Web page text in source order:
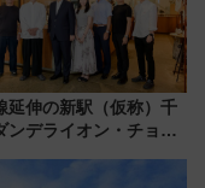
延伸の新駅（仮称）千
ンデライオン・チョコ